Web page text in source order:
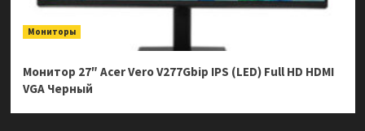
Мониторы
Монитор 27″ Acer Vero V277Gbip IPS (LED) Full HD HDMI
VGA Черный